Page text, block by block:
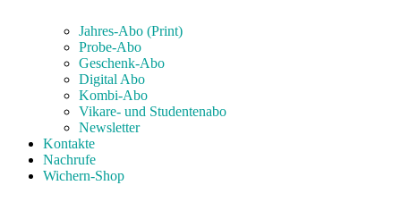
Jahres-Abo (Print)
Probe-Abo
Geschenk-Abo
Digital Abo
Kombi-Abo
Vikare- und Studentenabo
Newsletter
Kontakte
Nachrufe
Wichern-Shop